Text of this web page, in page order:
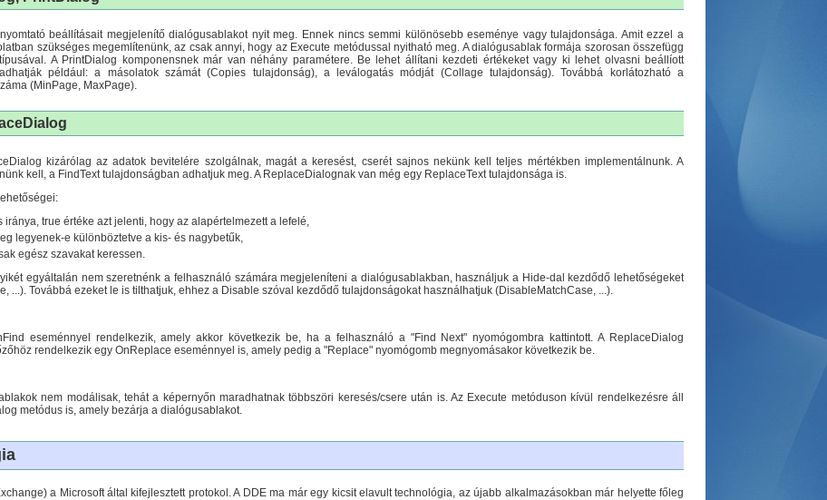
beállításait megjelenítő dialógusablakot nyit meg. Ennek nincs semmi különösebb eseménye vagy tulajdonsága. Amit ezzel a
szükséges megemlítenünk, az csak annyi, hogy az Execute metódussal nyitható meg. A dialógusablak formája szorosan összefügg
A PrintDialog komponensnek már van néhány paramétere. Be lehet állítani kezdeti értékeket vagy ki lehet olvasni beállíott
például: a másolatok számát (Copies tulajdonság), a leválogatás módját (Collage tulajdonság). Továbbá korlátozható a
(MinPage, MaxPage).
kizárólag az adatok bevitelére szolgálnak, magát a keresést, cserét sajnos nekünk kell teljes mértékben implementálnunk. A
kell, a FindText tulajdonságban adhatjuk meg. A ReplaceDialognak van még egy ReplaceText tulajdonsága is.
iránya, true értéke azt jelenti, hogy az alapértelmezett a lefelé,
legyenek-e különböztetve a kis- és nagybetűk,
egész szavakat keressen.
egyáltalán nem szeretnénk a felhasználó számára megjeleníteni a dialógusablakban, használjuk a Hide-dal kezdődő lehetőségeket
...). Továbbá ezeket le is tilthatjuk, ehhez a Disable szóval kezdődő tulajdonságokat használhatjuk (DisableMatchCase, ...).
eseménnyel rendelkezik, amely akkor következik be, ha a felhasználó a "Find Next" nyomógombra kattintott. A ReplaceDialog
rendelkezik egy OnReplace eseménnyel is, amely pedig a "Replace" nyomógomb megnyomásakor következik be.
nem modálisak, tehát a képernyőn maradhatnak többszöri keresés/csere után is. Az Execute metóduson kívül rendelkezésre áll
metódus is, amely bezárja a dialógusablakot.
a Microsoft által kifejlesztett protokol. A DDE ma már egy kicsit elavult technológia, az újabb alkalmazásokban már helyette főleg